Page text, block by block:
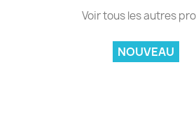
Voir tous les autres
NOUVEAU